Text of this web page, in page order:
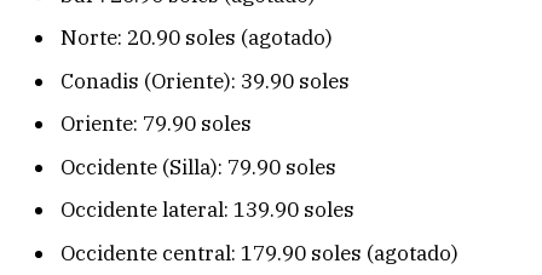
Norte: 20.90 soles (agotado)
Conadis (Oriente): 39.90 soles
Oriente: 79.90 soles
Occidente (Silla): 79.90 soles
Occidente lateral: 139.90 soles
Occidente central: 179.90 soles (agotado)